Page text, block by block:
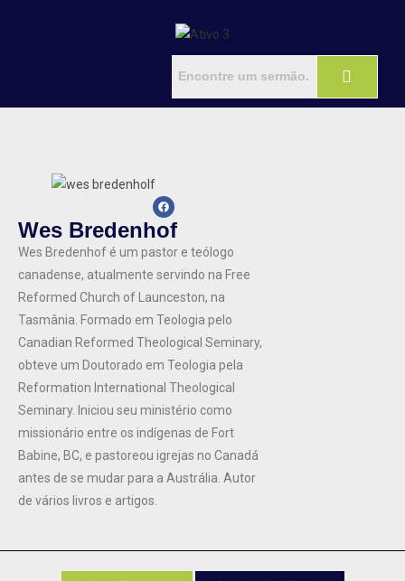
Wes Bredenhof​
Wes Bredenhof é um pastor e teólogo
canadense, atualmente servindo na Free
Reformed Church of Launceston, na
Tasmânia. Formado em Teologia pelo
Canadian Reformed Theological Seminary,
obteve um Doutorado em Teologia pela
Reformation International Theological
Seminary. Iniciou seu ministério como
missionário entre os indígenas de Fort
Babine, BC, e pastoreou igrejas no Canadá
antes de se mudar para a Austrália. Autor
de vários livros e artigos.